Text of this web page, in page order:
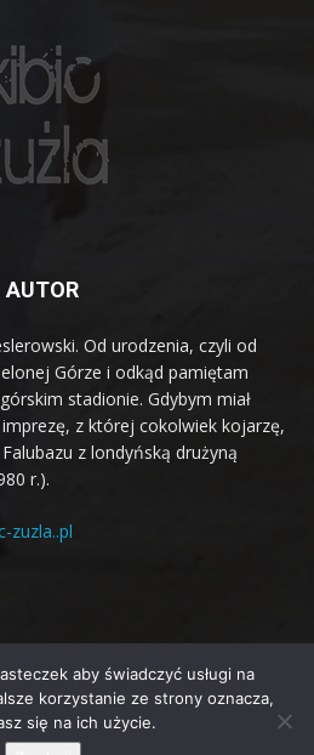
AUTOR
Od urodzenia, czyli od
Górze i odkąd pamiętam
stadionie. Gdybym miał
z której cokolwiek kojarzę,
z londyńską drużyną
r.).
zuzla..pl
by TagDiv
Artykuły Terminarz żużlowy 2026
aby świadczyć usługi na
korzystanie ze strony oznacza,
się na ich użycie.